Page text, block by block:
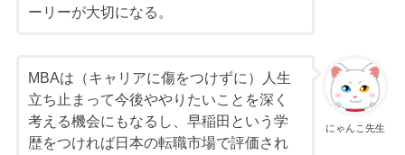
ーリーが大切になる。
にゃんこ先生
MBAは（キャリアに傷をつけずに）人生
立ち止まって今後ややりたいことを深く
考える機会にもなるし、早稲田という学
歴をつければ日本の転職市場で評価され